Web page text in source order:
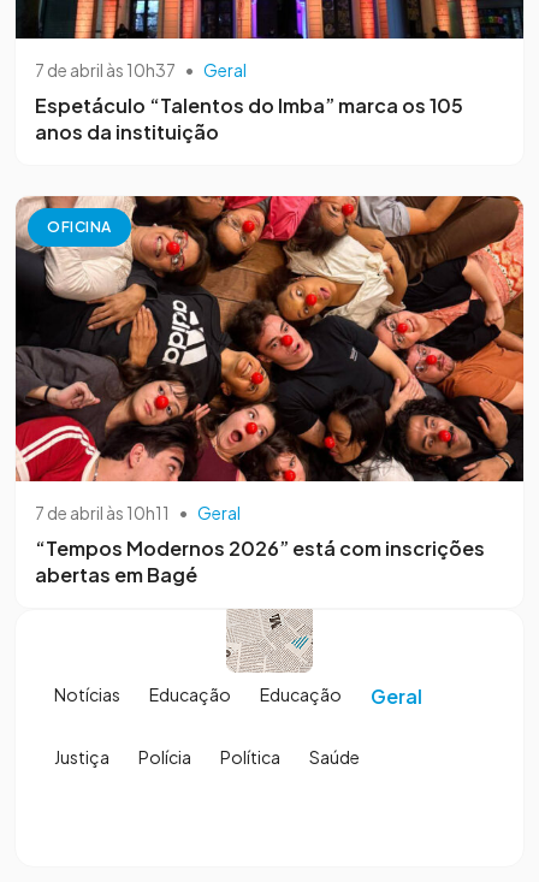
7 de abril às 10h37 • Geral
Espetáculo “Talentos do Imba” marca os 105
anos da instituição
OFICINA
7 de abril às 10h11 • Geral
“Tempos Modernos 2026” está com inscrições
abertas em Bagé
Notícias Educação Educação Geral
Justiça Polícia Política Saúde